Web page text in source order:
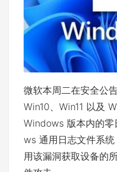
微软本周二在安全公
Win10、Win11 以及
Windows 版本内的
ws 通用日志文件系
用该漏洞获取设备的